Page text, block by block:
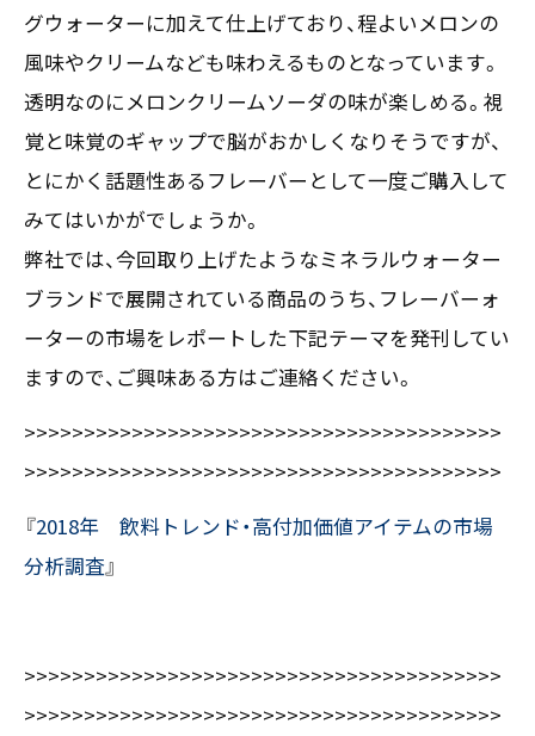
グウォーターに加えて仕上げており、程よいメロンの
風味やクリームなども味わえるものとなっています。
透明なのにメロンクリームソーダの味が楽しめる。視
覚と味覚のギャップで脳がおかしくなりそうですが、
とにかく話題性あるフレーバーとして一度ご購入して
みてはいかがでしょうか。
弊社では、今回取り上げたようなミネラルウォーター
ブランドで展開されている商品のうち、フレーバーォ
ーターの市場をレポートした下記テーマを発刊してい
ますので、ご興味ある方はご連絡ください。
>>>>>>>>>>>>>>>>>>>>>>>>>>>>>>>>>>>>>>>>
>>>>>>>>>>>>>>>>>>>>>>>>>>>>>>>>>>>>>>>>
『2018年 飲料トレンド・高付加価値アイテムの市場
分析調査』
>>>>>>>>>>>>>>>>>>>>>>>>>>>>>>>>>>>>>>>>
>>>>>>>>>>>>>>>>>>>>>>>>>>>>>>>>>>>>>>>>